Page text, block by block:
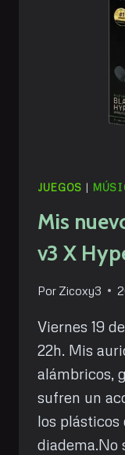
JUEGOS |
Mis
v3 X
Por Zicoxy3
Viernes 19
22h. Mis
alámbricos,
sufren un
los plásticos
diadema.No